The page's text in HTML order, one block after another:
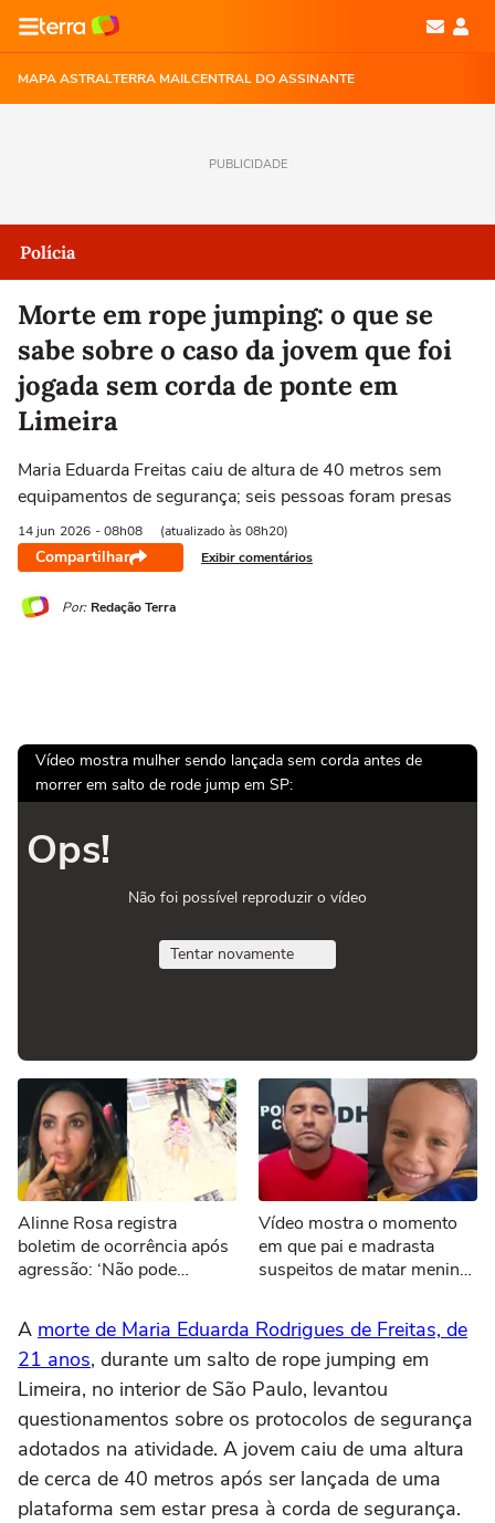
MAPA ASTRALTERRA MAILCENTRAL DO ASSINANTE
PUBLICIDADE
Polícia
Morte em rope jumping: o que se
sabe sobre o caso da jovem que foi
jogada sem corda de ponte em
Limeira
Maria Eduarda Freitas caiu de altura de 40 metros sem
equipamentos de segurança; seis pessoas foram presas
14 jun 2026 - 08h08 (atualizado às 08h20)
Compartilhar Exibir comentários
Por: Redação Terra
Vídeo mostra mulher sendo lançada sem corda antes de
morrer em salto de rode jump em SP:
Ops!
Não foi possível reproduzir o vídeo
Tentar novamente
Alinne Rosa registra
boletim de ocorrência após
agressão: ‘Não pode
Vídeo mostra o momento
em que pai e madrasta
suspeitos de matar menino
Tocantins
A morte de Maria Eduarda Rodrigues de Freitas, de
21 anos, durante um salto de rope jumping em
Limeira, no interior de São Paulo, levantou
questionamentos sobre os protocolos de segurança
adotados na atividade. A jovem caiu de uma altura
de cerca de 40 metros após ser lançada de uma
plataforma sem estar presa à corda de segurança.